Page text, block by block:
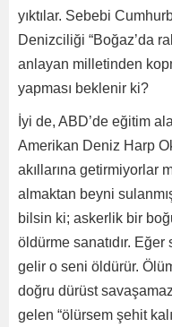
yıktılar. Sebebi
Denizciliği “Boğaz’da
anlayan milletinden
yapması beklenir ki?
İyi de, ABD’de eğitim
Amerikan Deniz Harp
akıllarına getirmiyorlar
almaktan beyni
bilsin ki; askerlik bir
öldürme sanatıdır.
gelir o seni öldürür.
doğru dürüst
gelen “ölürsem şehit